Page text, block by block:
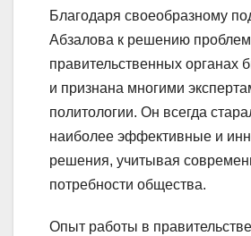
Благодаря своеобразному
Абзалова к решению
правительственных органах
и признана многими
политологии. Он всегда
наиболее эффективные и
решения, учитывая
потребности общества.
Опыт работы в